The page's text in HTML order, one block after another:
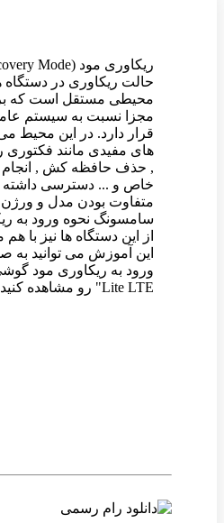
حالت ریکاوری در دستگاه
محیطی مستقل است که
مجزا نسبت به سیستم
قرار دارد. در این محیط می
, حذف حافظه کش , انجام
خاص و ... دسترسی داشته
متفاوت بودن مدل و
سامسونگ نحوه ورود به
از این دستگاه ها نیز با
این آموزش می توانید
Lite LTE" رو مشاهده کنید .